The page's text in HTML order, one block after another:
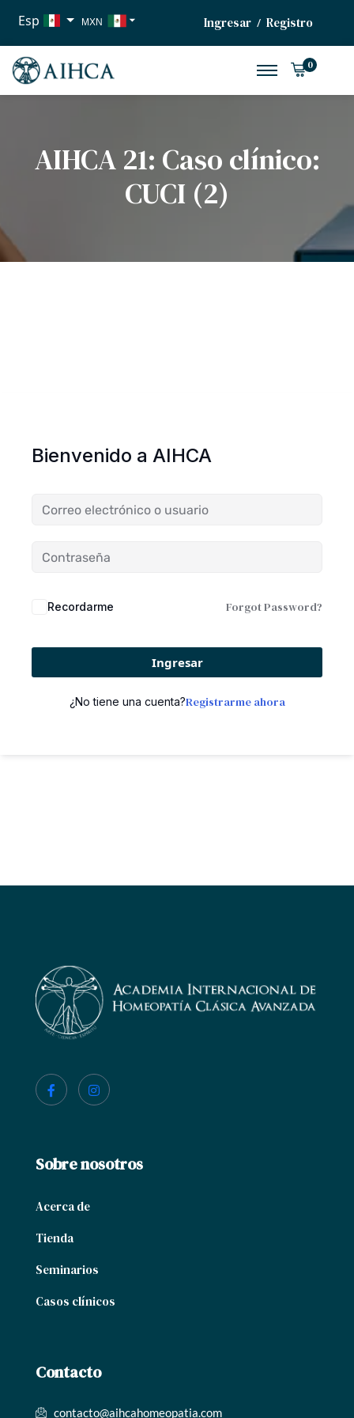
Esp MXN
EUR
Ingresar / Registro
0
AIHCA 21: Caso clínico:
CUCI (2)
Bienvenido a AIHCA
Recordarme Forgot Password?
Ingresar
¿No tiene una cuenta?Registrarme ahora
Sobre nosotros
Acerca de
Tienda
Seminarios
Casos clínicos
Contacto
contacto@aihcahomeopatia.com